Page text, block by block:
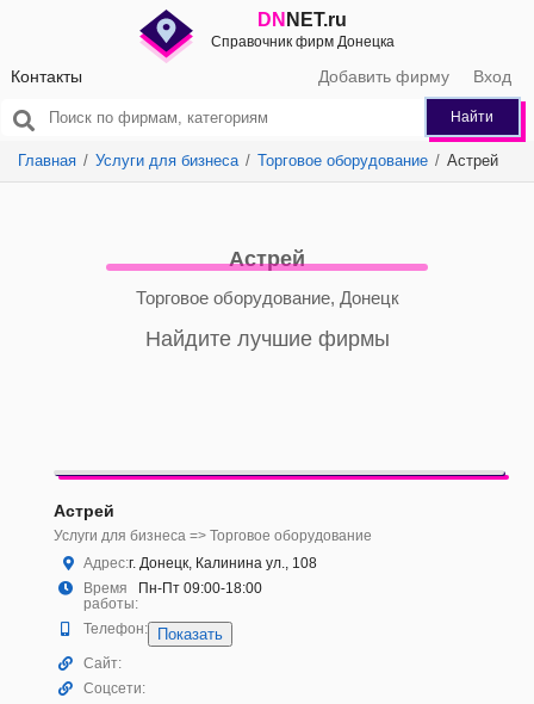
DN NET.ru
Справочник фирм Донецка
Контакты Добавить фирму Вход
Найти
Главная Услуги для бизнеса Торговое оборудование Астрей
Астрей
Торговое оборудование, Донецк
Найдите лучшие фирмы
Астрей
Услуги для бизнеса => Торговое оборудование
Адрес:г. Донецк, Калинина ул., 108
Время
работы:
Пн-Пт 09:00-18:00
Телефон: Показать
Сайт:
Соцсети: